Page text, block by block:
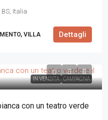
Italia
VILLA Dettagli
IN VENDITA CAMPAGNA
con un teatro verde